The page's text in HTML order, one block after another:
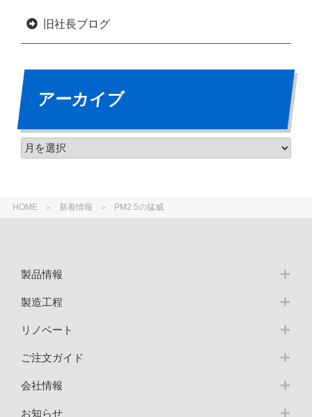
HOME 新着情報 PM2.5の猛威
旧社長ブログ
アーカイブ
製品情報
製造工程
リノベート
ご注文ガイド
会社情報
お知らせ